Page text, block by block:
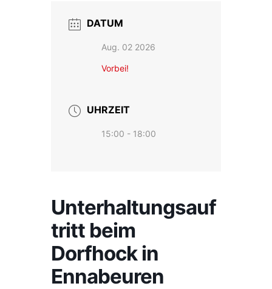
DATUM
Aug. 02 2026
Vorbei!
UHRZEIT
15:00 - 18:00
Unterhaltungsauf
tritt beim
Dorfhock in
Ennabeuren